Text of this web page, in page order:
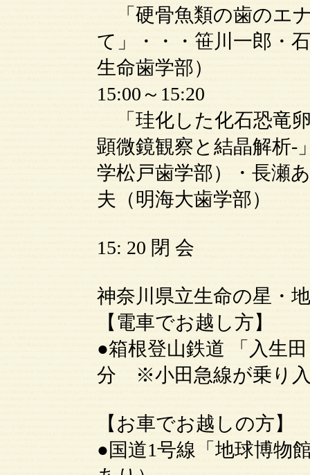
「硬骨魚類の歯のエ
て」・・・笹川一郎・
生命歯学部）
15:00～15:20
「珪化した化石恐竜
顕微鏡観察と結晶解析-
学松戸歯学部）・長瀬
夫（明海大歯学部）
15: 20 閉 会
神奈川県立生命の星・
【電車でお越し方】
●箱根登山鉄道 「入生
分 ※小田急線が乗り
【お車でお越しの方】
●国道1号線「地球博物